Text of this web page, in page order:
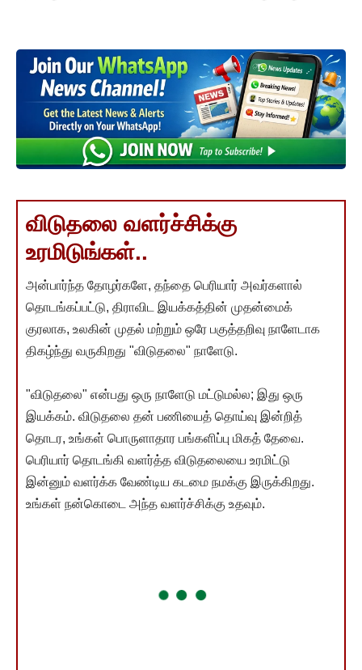
விடுதலை வளர்ச்சிக்கு
உரமிடுங்கள்..
அன்பார்ந்த தோழர்களே, தந்தை பெரியார் அவர்களால்
தொடங்கப்பட்டு, திராவிட இயக்கத்தின் முதன்மைக்
குரலாக, உலகின் முதல் மற்றும் ஒரே பகுத்தறிவு நாளேடாக
திகழ்ந்து வருகிறது "விடுதலை" நாளேடு.
"விடுதலை" என்பது ஒரு நாளேடு மட்டுமல்ல; இது ஒரு
இயக்கம். விடுதலை தன் பணியைத் தொய்வு இன்றித்
தொடர, உங்கள் பொருளாதார பங்களிப்பு மிகத் தேவை.
பெரியார் தொடங்கி வளர்த்த விடுதலையை உரமிட்டு
இன்னும் வளர்க்க வேண்டிய கடமை நமக்கு இருக்கிறது.
உங்கள் நன்கொடை அந்த வளர்ச்சிக்கு உதவும்.